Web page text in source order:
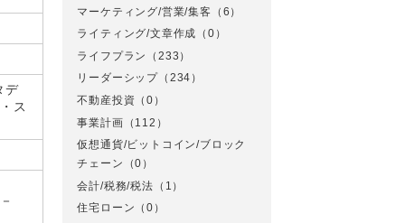
デ
ス
マーケティング/営業/集客 （6）
ライティング/文章作成 （0）
ライフプラン
（233）
リーダーシップ （234）
不動産投資 （0）
事業計画 （112）
仮想通貨/ビットコイン/ブロック
チェーン
（0）
会計/税務/税法 （1）
住宅ローン （0）